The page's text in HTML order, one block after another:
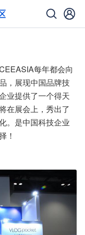
每年都会向
，展现中国品牌技
业提供了一个得天
在展会上，秀出了
。是中国科技企业
！